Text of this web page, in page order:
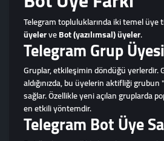
Telegram topluluklarında iki temel
üyelerveBot (yazılımsal) üyeler.
Telegram Grup
Gruplar, etkileşimin döndüğü yerlerdir.
aldığınızda, bu üyelerin aktifliği
sağlar. Özellikle yeni açılan gruplarda
en etkili yöntemdir.
Telegram Bot Üye